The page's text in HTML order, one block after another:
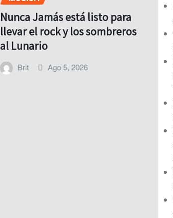
Nunca Jamás está listo para
llevar el rock y los sombreros
al Lunario
Brit Ago 5, 2026